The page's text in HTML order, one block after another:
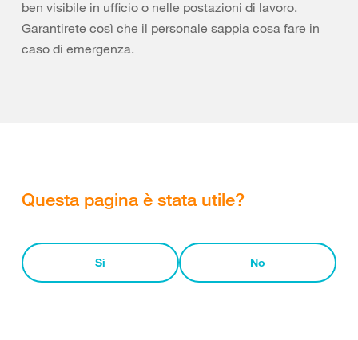
ben visibile in ufficio o nelle postazioni di lavoro.
Garantirete così che il personale sappia cosa fare in
caso di emergenza.
Questa pagina è stata utile?
Sì No